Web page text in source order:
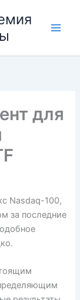
для
Nasdaq-100,
за последние